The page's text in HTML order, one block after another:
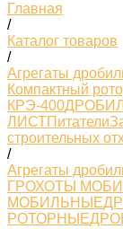
Главная
/
Каталог товаров
/
Агрегаты
Компактный
КРЭ-400
ЛИСТПитатели
строительных
/
Агрегаты
ГРОХОТЫ
МОБИЛЬНЫЕ
РОТОРНЫЕ